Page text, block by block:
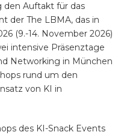
den Auftakt für das
der The LBMA, das in
(9.-14. November 2026)
intensive Präsenztage
Networking in München
rund um den
von KI in
des KI-Snack Events